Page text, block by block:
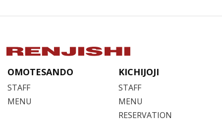
OMOTESANDO
STAFF
MENU
KICHIJOJI
STAFF
MENU
RESERVATION